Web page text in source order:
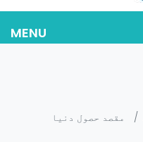
/ مقصد حصول دنیا